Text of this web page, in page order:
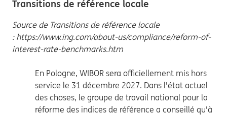
Transitions de référence locale
Source de Transitions de référence locale
: https://www.ing.com/about-us/compliance/reform-of-
interest-rate-benchmarks.htm
En Pologne, WIBOR sera officiellement mis hors
service le 31 décembre 2027. Dans l'état actuel
des choses, le groupe de travail national pour la
réforme des indices de référence a conseillé qu'à